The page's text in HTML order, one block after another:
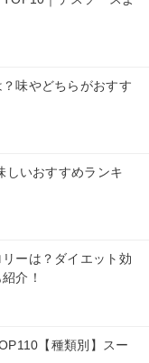
味やどちらがおすす
しいおすすめランキ
ーは？ダイエット効
介！
【種類別】スー